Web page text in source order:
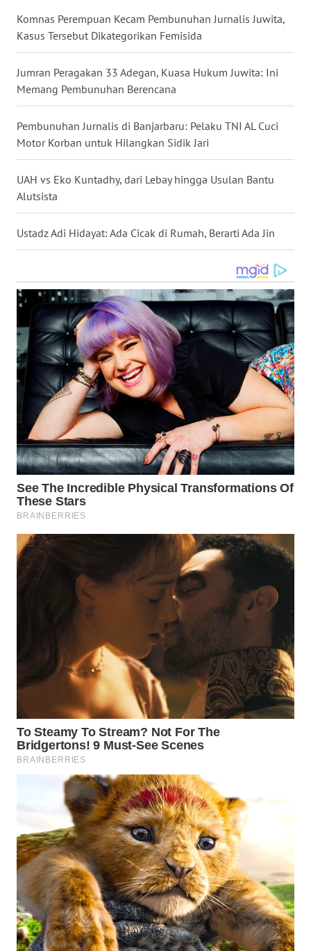
Komnas Perempuan Kecam Pembunuhan Jurnalis Juwita,
Kasus Tersebut Dikategorikan Femisida
Jumran Peragakan 33 Adegan, Kuasa Hukum Juwita: Ini
Memang Pembunuhan Berencana
Pembunuhan Jurnalis di Banjarbaru: Pelaku TNI AL Cuci
Motor Korban untuk Hilangkan Sidik Jari
UAH vs Eko Kuntadhy, dari Lebay hingga Usulan Bantu
Alutsista
Ustadz Adi Hidayat: Ada Cicak di Rumah, Berarti Ada Jin
WN
NUSANTARA
WN
WN
BALI
KALBAR
KALTENG
WN
KALTARA
WN
KALSEL
KALTIM
WN
SULSEL
WN
GORONTALO
WN
WN
DAIRI
WN
NIAS
WN
LANGKAT